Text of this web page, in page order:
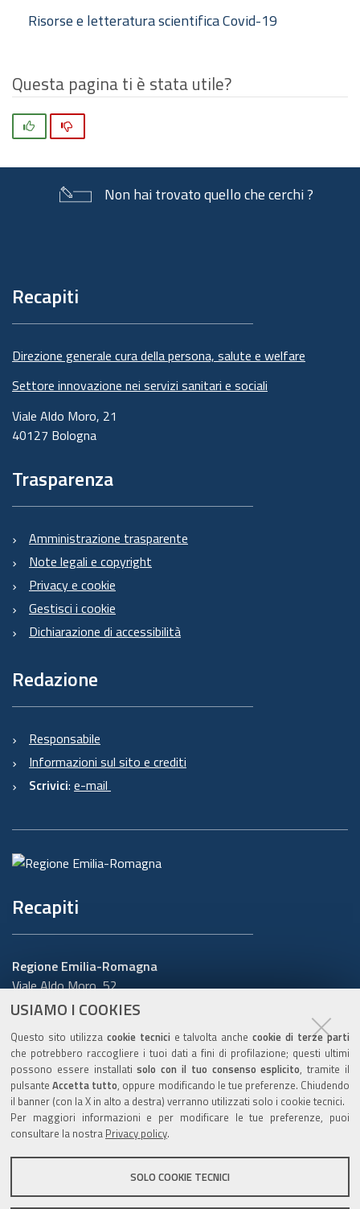
USIAMO I COOKIES
Questo sito utilizza cookie tecnici e talvolta anchecookie di terze parti
che potrebbero raccogliere i tuoi dati a fini di profilazione; questi ultimi
possono essere installatisolo con il tuo consenso esplicito, tramite il
pulsanteAccetta tutto, oppure modificando le tue preferenze. Chiudendo
il banner (con la X in alto a destra) verranno utilizzati solo i cookie tecnici.
Per maggiori informazioni e per modificare le tue preferenze, puoi
consultare la nostra Privacy policy.
SOLO COOKIE TECNICI
Risorse e letteratura scientifica Covid-19
Questa pagina ti è stata utile?
Non hai trovato quello che cerchi ?
pagina
Recapiti
Direzione generale cura della persona, salute e welfare
Settore innovazione nei servizi sanitari e sociali
Viale Aldo Moro, 21
40127 Bologna
Trasparenza
Amministrazione trasparente
Note legali e copyright
Privacy e cookie
Gestisci i cookie
Dichiarazione di accessibilità
Redazione
Responsabile
Informazioni sul sito e crediti
Scrivici: e-mail
Recapiti
Regione Emilia-Romagna
Viale Aldo Moro, 52
40127 Bologna
Cerca telefoni o indirizzi
URP
www.regione.emilia-romagna.it/urp